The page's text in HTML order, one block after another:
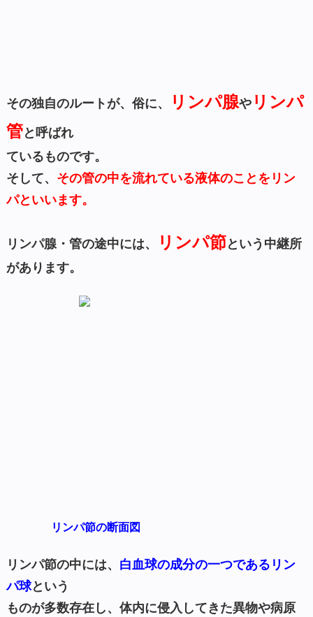
その独自のルートが、俗に、 リンパ腺やリンパ
管と呼ばれ
ているものです。
そして、 その管の中を流れている液体のことを リン
パといいます。
リンパ腺・管の途中には、 リンパ節という中継所
があります。
リンパ節の断面図
リンパ節の中には、 白血球の成分の一つであるリン
パ球という
ものが多数存在し、体内に侵入してきた異物や病原